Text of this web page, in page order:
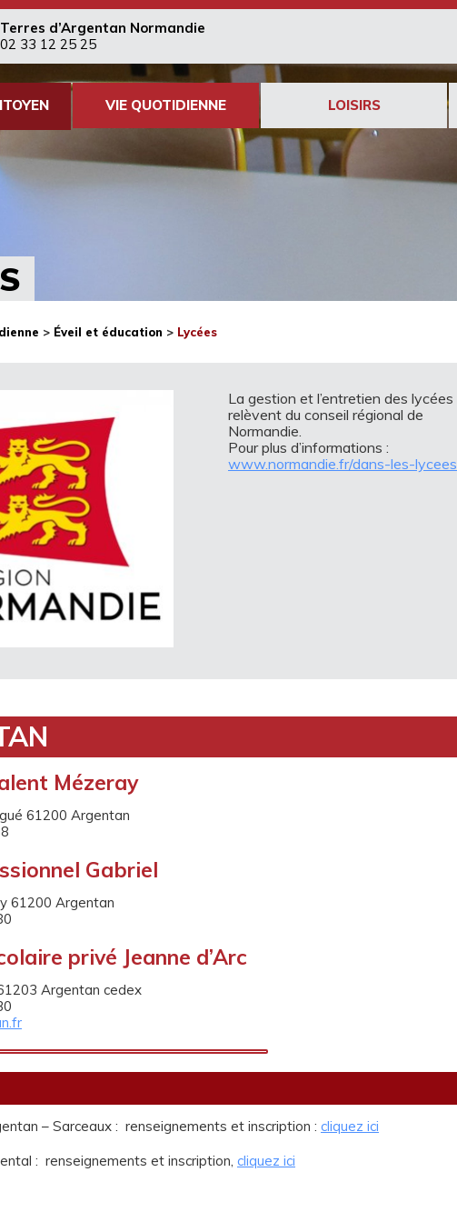
Terres d’Argentan Normandie
02 33 12 25 25
VIE QUOTIDIENNE LOISIRS
> Éveil et éducation > Lycées
La gestion et l’entretien des lycées
relèvent du conseil régional de
Normandie.
Pour plus d’informations :
www.normandie.fr/dans-les-lycees
Mézeray
61200 Argentan
Gabriel
61200 Argentan
privé Jeanne d’Arc
Argentan cedex
– Sarceaux : renseignements et inscription : cliquez ici
: renseignements et inscription, cliquez ici